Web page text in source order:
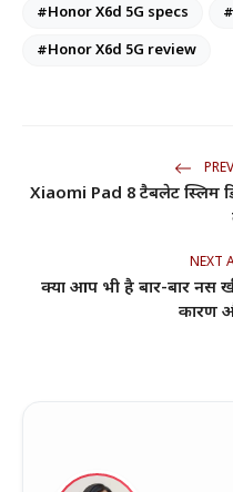
#Honor X6d 5G specs
#Honor X6d 5G review
Xiaomi Pad 8 टैबलेट स्लिम
NEXT
क्या आप भी है बार-बार नस
कारण